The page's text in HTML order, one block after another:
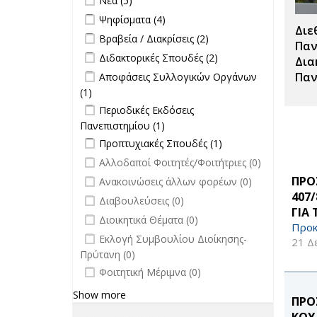
ΓΙΑ
21
Apply Ψηφίσματα filter
Ψηφίσματα (4)
Apply Βραβεία / Διακρίσεις filter
Βραβεία / Διακρίσεις (2)
Διακρίσεις
filter
Apply Διδακτορικές Σπουδές filter
Διδακτορικές Σπουδές (2)
Σπουδές
Apply Αποφάσεις Συλλογικών
Οργάνων filter
Αποφάσεις Συλλογικών Οργάνων
(1)
Οργάνων filter
Apply Περιοδικές Εκδόσεις
Πανεπιστημίου filter
Περιοδικές Εκδόσεις
Πανεπιστημίου (1)
Εκδόσεις
Πανεπιστημίου filter
Apply Προπτυχιακές Σπουδές filter
Προπτυχιακές Σπουδές (1)
Σπουδές filter
undefined
Αλλοδαποί Φοιτητές/Φοιτήτριες (0)
undefined
Ανακοινώσεις άλλων φορέων (0)
undefined
Διαβουλεύσεις (0)
undefined
Διοικητικά Θέματα (0)
undefined
Εκλογή Συμβουλίου Διοίκησης-
Πρύτανη (0)
undefined
Φοιτητική Μέριμνα (0)
Show more